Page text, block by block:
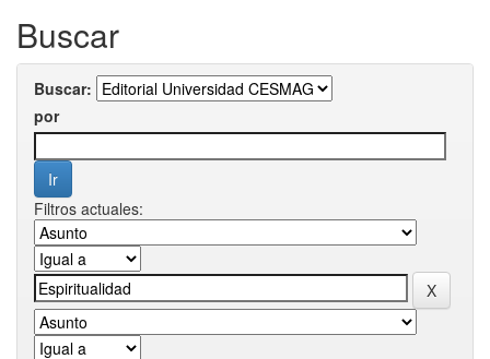
Buscar
Buscar:
por
Filtros actuales: